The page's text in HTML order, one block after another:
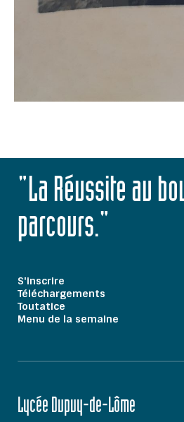
"La Réussite au
parcours."
S'inscrire
Téléchargements
Toutatice
Menu de la semaine
Lycée Dupuy-de-Lôme